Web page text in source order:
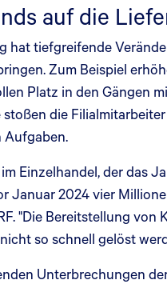
auf die
tiefgreifende
Zum Beispiel
Platz in den Gängen
die
Aufgaben.
Einzelhandel, der das
Januar 2024 vier
"Die Bereitstellung von
so schnell gelöst
Unterbrechungen